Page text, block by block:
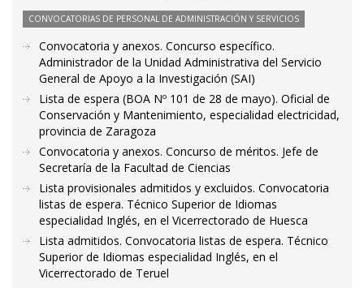
CONVOCATORIAS DE PERSONAL DE ADMINISTRACIÓN Y SERVICIOS
Convocatoria y anexos. Concurso específico.
Administrador de la Unidad Administrativa del Servicio
General de Apoyo a la Investigación (SAI)
Lista de espera (BOA Nº 101 de 28 de mayo). Oficial de
Conservación y Mantenimiento, especialidad electricidad,
provincia de Zaragoza
Convocatoria y anexos. Concurso de méritos. Jefe de
Secretaría de la Facultad de Ciencias
Lista provisionales admitidos y excluidos. Convocatoria
listas de espera. Técnico Superior de Idiomas
especialidad Inglés, en el Vicerrectorado de Huesca
Lista admitidos. Convocatoria listas de espera. Técnico
Superior de Idiomas especialidad Inglés, en el
Vicerrectorado de Teruel